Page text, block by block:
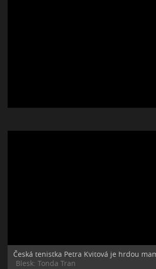
Česká tenistka Petra Kvitová je hrdou
Blesk: Tonda Tran